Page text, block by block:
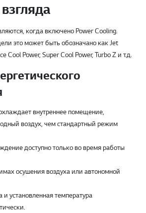
когда включено Power Cooling.
это может быть обозначано как Jet
Cool Power, Super Cool Power, Turbo Z и т.д.
внутреннее помещение,
воздух, чем стандартный режим
доступно только во время работы
осушения воздуха или автономной
и установленная температура